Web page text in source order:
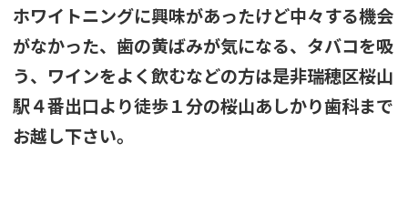
ホワイトニングに興味があったけど中々する機会
がなかった、歯の黄ばみが気になる、タバコを吸
う、ワインをよく飲むなどの方は是非瑞穂区桜山
駅４番出口より徒歩１分の桜山あしかり歯科まで
お越し下さい。